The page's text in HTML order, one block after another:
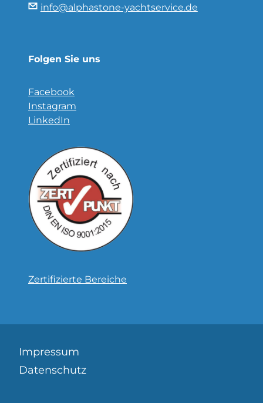
info@alphastone-yachtservice.de
Folgen Sie uns
Facebook
Instagram
LinkedIn
Zertifizierte Bereiche
Impressum
Datenschutz